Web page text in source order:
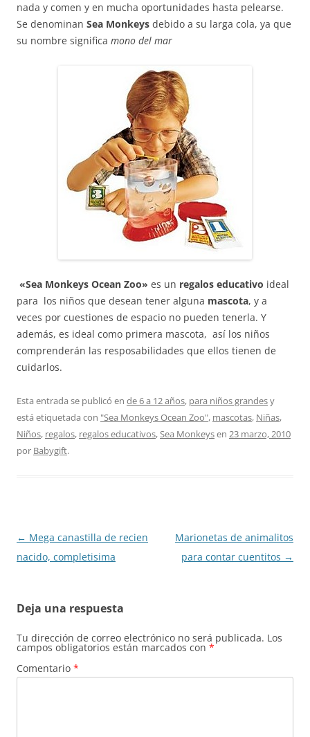
nada y comen y en mucha oportunidades hasta pelearse.
Se denominan Sea Monkeys debido a su larga cola, ya que
su nombre significa mono del mar
«Sea Monkeys Ocean Zoo» es un regalos educativo ideal
para los niños que desean tener alguna mascota, y a
veces por cuestiones de espacio no pueden tenerla. Y
además, es ideal como primera mascota, así los niños
comprenderán las resposabilidades que ellos tienen de
cuidarlos.
Esta entrada se publicó en de 6 a 12 años, para niños grandesy
está etiquetada con "Sea Monkeys Ocean Zoo", mascotas, Niñas,
Niños, regalos, regalos educativos,Sea Monkeysen 23 marzo, 2010
por Babygift.
Navegación
de
← Mega canastilla de recien
nacido, completisima
Marionetas de animalitos
para contar cuentitos →
Deja una respuesta
Tu dirección de correo electrónico no será publicada. Los
campos obligatorios están marcados con *
Comentario *